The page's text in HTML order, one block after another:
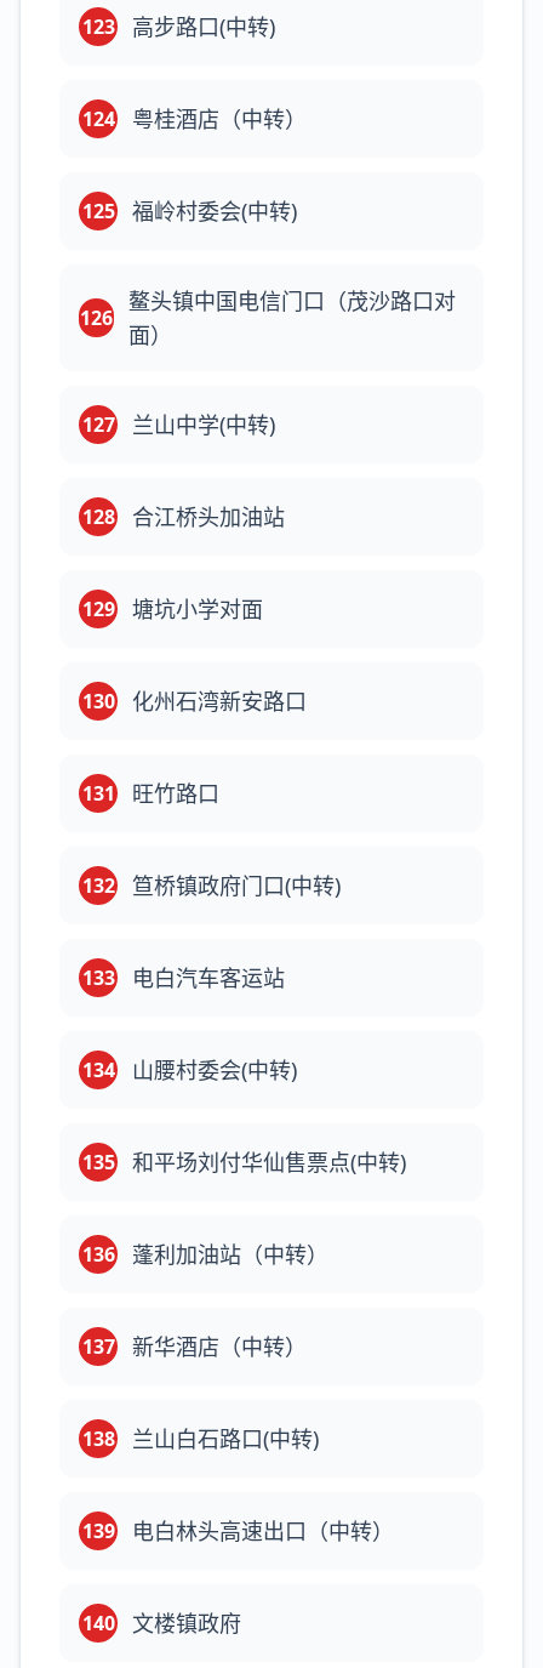
123 高步路口(中转)
124 粤桂酒店（中转）
125 福岭村委会(中转)
126
鳌头镇中国电信门口（茂沙路口对
面）
127 兰山中学(中转)
128 合江桥头加油站
129 塘坑小学对面
130 化州石湾新安路口
131 旺竹路口
132 笪桥镇政府门口(中转)
133 电白汽车客运站
134 山腰村委会(中转)
135 和平场刘付华仙售票点(中转)
136 蓬利加油站（中转）
137 新华酒店（中转）
138 兰山白石路口(中转)
139 电白林头高速出口（中转）
140 文楼镇政府